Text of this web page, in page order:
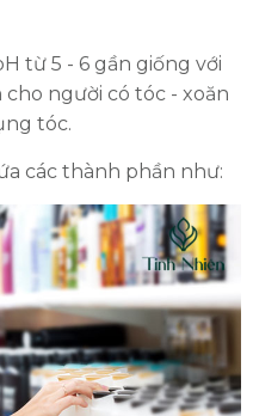
từ 5 - 6 gần giống với
cho người có tóc - xoăn
tóc.
các thành phần như: